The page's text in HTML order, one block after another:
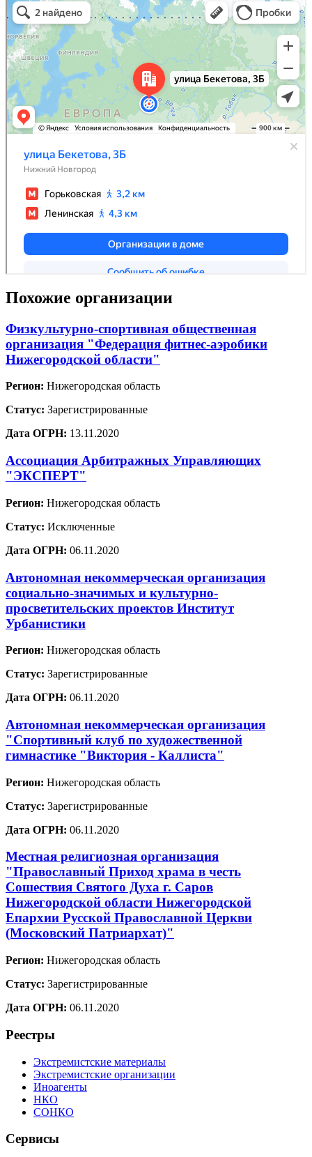
Похожие организации
Физкультурно-спортивная общественная
организация "Федерация фитнес-аэробики
Нижегородской области"
Регион: Нижегородская область
Статус: Зарегистрированные
Дата ОГРН: 13.11.2020
Ассоциация Арбитражных Управляющих
"ЭКСПЕРТ"
Регион: Нижегородская область
Статус: Исключенные
Дата ОГРН: 06.11.2020
Автономная некоммерческая организация
социально-значимых и культурно-
просветительских проектов Институт
Урбанистики
Регион: Нижегородская область
Статус: Зарегистрированные
Дата ОГРН: 06.11.2020
Автономная некоммерческая организация
"Спортивный клуб по художественной
гимнастике "Виктория - Каллиста"
Регион: Нижегородская область
Статус: Зарегистрированные
Дата ОГРН: 06.11.2020
Местная религиозная организация
"Православный Приход храма в честь
Сошествия Святого Духа г. Саров
Нижегородской области Нижегородской
Епархии Русской Православной Церкви
(Московский Патриархат)"
Регион: Нижегородская область
Статус: Зарегистрированные
Дата ОГРН: 06.11.2020
Реестры
Экстремистские материалы
Экстремистские организации
Иноагенты
НКО
СОНКО
Сервисы